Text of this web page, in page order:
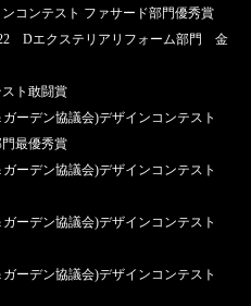
（土）・3/12（日）と3/18（土）・
（土）・2/12(日）・2/18（土）・
土）・1/15(日）・1/21（土）・
コンテスト ファサード部門優秀賞
Dエクステリアリフォーム部門 金
ト敢闘賞
ーデン協議会)デザインコンテスト
最優秀賞
ーデン協議会)デザインコンテスト
ーデン協議会)デザインコンテスト
ーデン協議会)デザインコンテスト